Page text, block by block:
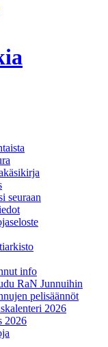
seuraan
info
RaN Junnuihin
pelisäännöt
2026
2026